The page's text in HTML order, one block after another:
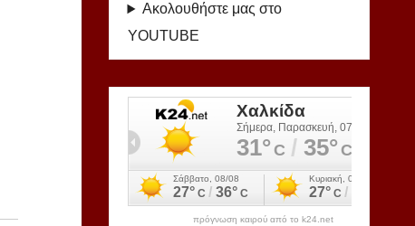
Ακολουθήστε μας στο
YOUTUBE
πρόγνωση καιρού από το k24.net